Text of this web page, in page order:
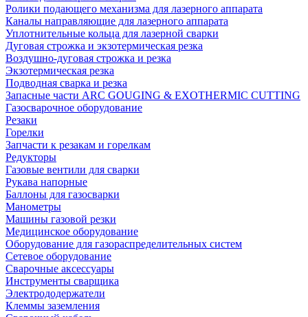
Ролики подающего механизма для лазерного аппарата
Каналы направляющие для лазерного аппарата
Уплотнительные кольца для лазерной сварки
Дуговая строжка и экзотермическая резка
Воздушно-дуговая строжка и резка
Экзотермическая резка
Подводная сварка и резка
Запасные части ARC GOUGING & EXOTHERMIC CUTTING
Газосварочное оборудование
Резаки
Горелки
Запчасти к резакам и горелкам
Редукторы
Газовые вентили для сварки
Рукава напорные
Баллоны для газосварки
Манометры
Машины газовой резки
Медицинское оборудование
Оборудование для газораспределительных систем
Сетевое оборудование
Сварочные аксессуары
Инструменты сварщика
Электрододержатели
Клеммы заземления